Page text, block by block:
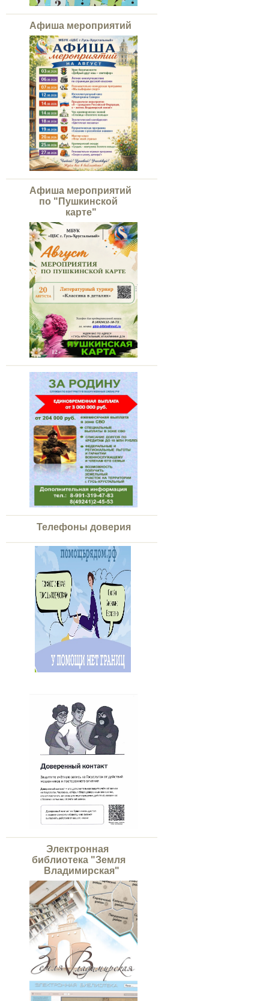
Афиша мероприятий
Афиша мероприятий
по "Пушкинской
карте"
Телефоны доверия
Электронная
библиотека "Земля
Владимирская"